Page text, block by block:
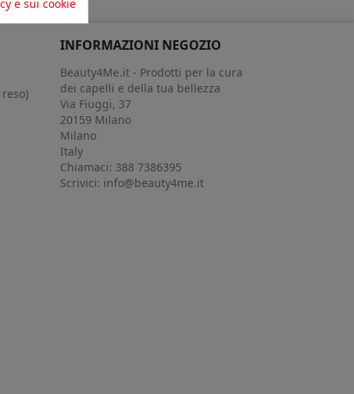
INFORMAZIONI NEGOZIO
Beauty4Me.it - Prodotti per la cura
dei capelli e della tua bellezza
Via Fiuggi, 37
20159 Milano
Milano
Italy
Chiamaci: 388 7386395
Scrivici: info@beauty4me.it
e sui cookie